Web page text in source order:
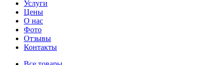
Услуги
Цены
О нас
Фото
Отзывы
Контакты